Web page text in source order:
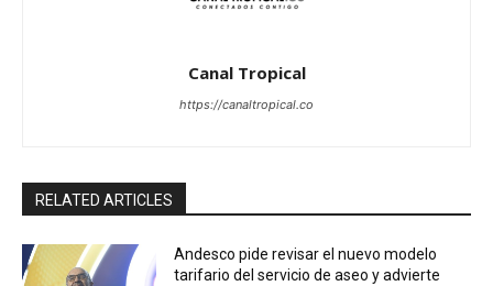
Canal Tropical
https://canaltropical.co
RELATED ARTICLES
Andesco pide revisar el nuevo modelo
tarifario del servicio de aseo y advierte